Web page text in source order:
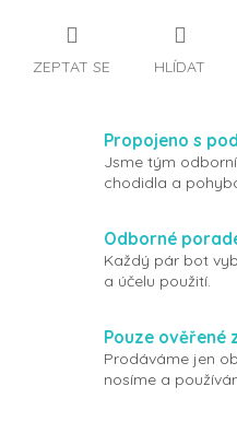
ZEPTAT SE HLÍDAT
Propojeno s
Jsme tým
chodidla a
Odborné
Každý pár bot
a účelu použití.
Pouze ověřené
Prodáváme jen
nosíme a